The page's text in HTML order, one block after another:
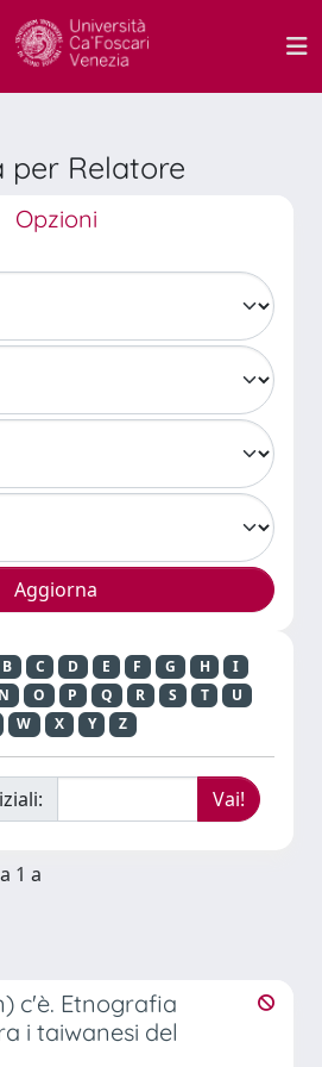
per Relatore
Opzioni
B C D E F G H
I
N O P Q R S T
U
W X Y Z
1 a
c'è. Etnografia
i taiwanesi del